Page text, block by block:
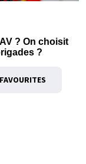
? On choisit
?